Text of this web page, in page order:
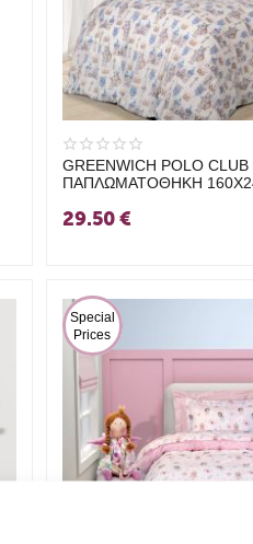
GREENWICH POLO
ΠΑΠΛΩΜΑΤΟΘΗΚΗ
29.50€
Special
Prices